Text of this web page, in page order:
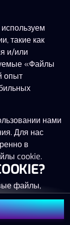
€Присоединиться
такие как
и/или
«Файлы
опыт
нами
Для нас
в
cookie.
файлы,
(например,
планшете)